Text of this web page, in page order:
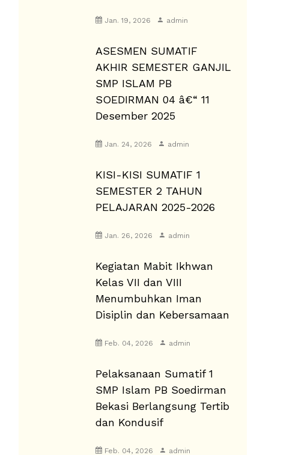
Jan. 19, 2026 admin
ASESMEN SUMATIF
AKHIR SEMESTER GANJIL
SMP ISLAM PB
SOEDIRMAN 04 â€“ 11
Desember 2025
Jan. 24, 2026 admin
KISI-KISI SUMATIF 1
SEMESTER 2 TAHUN
PELAJARAN 2025-2026
Jan. 26, 2026 admin
Kegiatan Mabit Ikhwan
Kelas VII dan VIII
Menumbuhkan Iman
Disiplin dan Kebersamaan
Feb. 04, 2026 admin
Pelaksanaan Sumatif 1
SMP Islam PB Soedirman
Bekasi Berlangsung Tertib
dan Kondusif
Feb. 04, 2026 admin